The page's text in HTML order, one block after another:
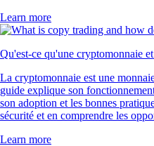
Learn more
Qu'est-ce qu'une cryptomonnaie
La cryptomonnaie est une
guide explique son
son adoption et les bonnes
sécurité et en comprendre les
Learn more